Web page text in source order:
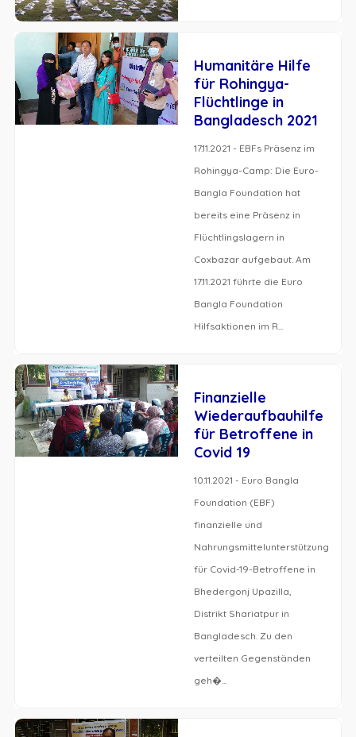
Humanitäre Hilfe
für Rohingya-
Flüchtlinge in
Bangladesch 2021
17.11.2021 - EBFs Präsenz im
Rohingya-Camp: Die Euro-
Bangla Foundation hat
bereits eine Präsenz in
Flüchtlingslagern in
Coxbazar aufgebaut. Am
17.11.2021 führte die Euro
Bangla Foundation
Hilfsaktionen im R...
Finanzielle
Wiederaufbauhilfe
für Betroffene in
Covid 19
10.11.2021 - Euro Bangla
Foundation (EBF)
finanzielle und
Nahrungsmittelunterstützung
für Covid-19-Betroffene in
Bhedergonj Upazilla,
Distrikt Shariatpur in
Bangladesch. Zu den
verteilten Gegenständen
geh�...